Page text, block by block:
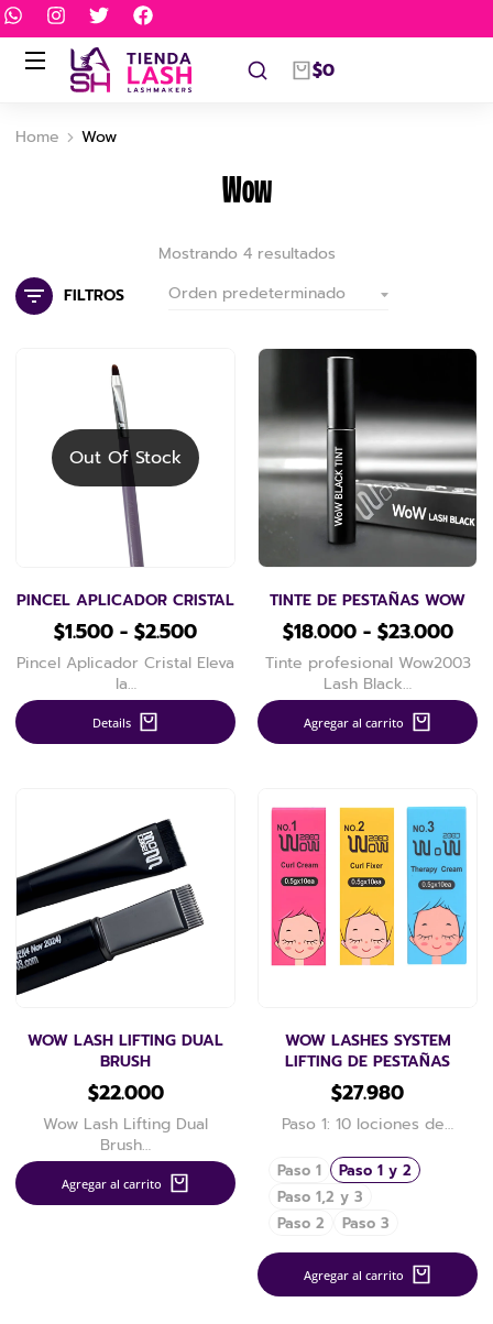
$0
You are here:
Home Wow
Wow
Mostrando 4 resultados
FILTROS
Out Of Stock
PINCEL APLICADOR CRISTAL
$1.500 - $2.500
Pincel Aplicador Cristal Eleva
la…
Details
TINTE DE PESTAÑAS WOW
$18.000 - $23.000
Tinte profesional Wow2003
Lash Black…
Agregar al carrito
WOW LASH LIFTING DUAL
BRUSH
$22.000
Wow Lash Lifting Dual
Brush…
Agregar al carrito
Paso 1
Paso 1 y 2
Paso 1,2 y 3
Paso 2
Paso 3
WOW LASHES SYSTEM
LIFTING DE PESTAÑAS
$27.980
Paso 1: 10 lociones de…
Agregar al carrito